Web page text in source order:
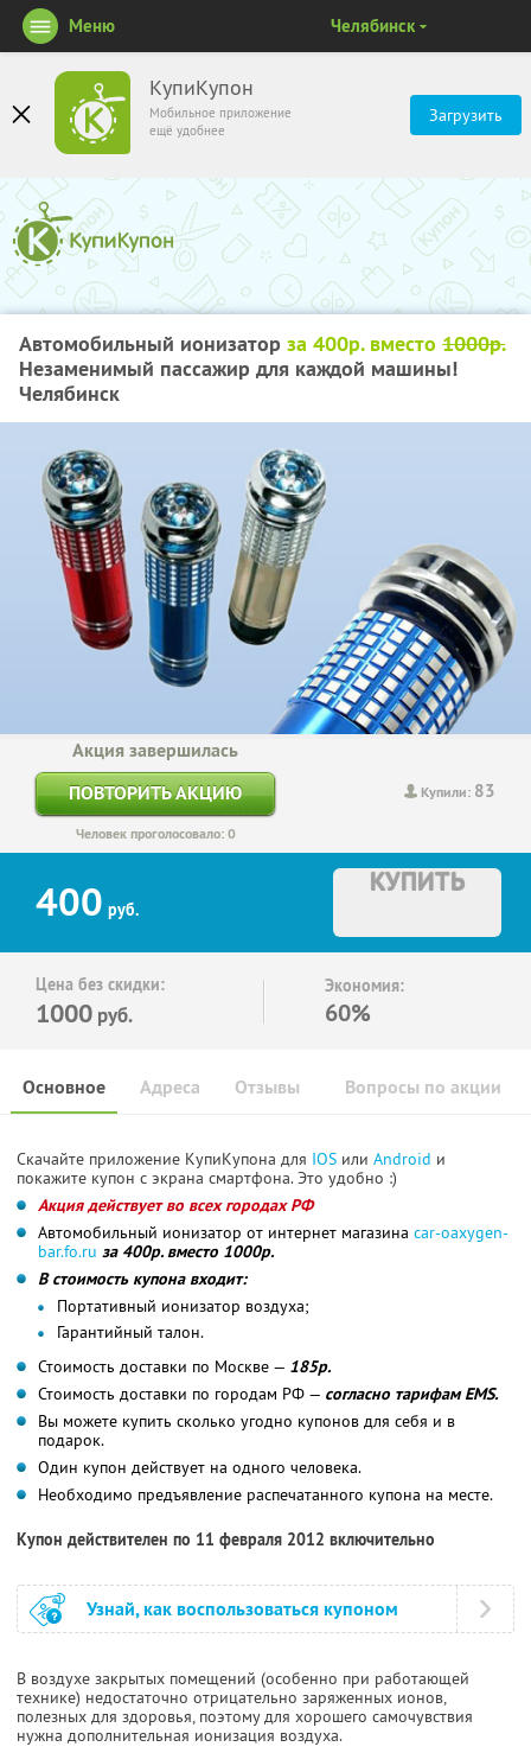
КупиКупон
Мобильное приложение
ещё удобнее
Загрузить
Меню Челябинск
Автомобильный ионизатор за 400р. вместо 1000р.
Незаменимый пассажир для каждой машины!
Челябинск
Купили: 83
Акция завершилась
ПОВТОРИТЬ АКЦИЮ
Человек проголосовало: 0
400 руб.
КУПИТЬ
Цена без скидки:
1000 руб.
Экономия:
60%
Основное Отзывы Вопросы по акции
Адреса
Скачайте приложение КупиКупона для IOS или Android и
покажите купон с экрана смартфона. Это удобно :)
Акция действует во всех городах РФ
Автомобильный ионизатор от интернет магазина car-oaxygen-
bar.fo.ru за 400р. вместо 1000р.
В стоимость купона входит:
Портативный ионизатор воздуха;
Гарантийный талон.
Стоимость доставки по Москве — 185р.
Стоимость доставки по городам РФ — согласно тарифам EMS.
Вы можете купить сколько угодно купонов для себя и в
подарок.
Один купон действует на одного человека.
Необходимо предъявление распечатанного купона на месте.
Купон действителен по 11 февраля 2012 включительно
Узнай, как воспользоваться купоном
В воздухе закрытых помещений (особенно при работающей
технике) недостаточно отрицательно заряженных ионов,
полезных для здоровья, поэтому для хорошего самочувствия
нужна дополнительная ионизация воздуха.